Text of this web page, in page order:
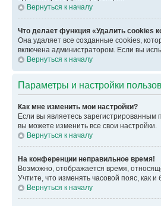
Вернуться к началу
Что делает функция «Удалить cookies
Она удаляет все созданные cookies,
включена администратором. Если вы
Вернуться к началу
Параметры и настройки
Как мне изменить мои настройки?
Если вы являетесь
вы можете изменить все свои настройки.
Вернуться к началу
На конференции неправильное время!
Возможно, отображается время,
Учтите, что изменять часовой пояс, как
Вернуться к началу